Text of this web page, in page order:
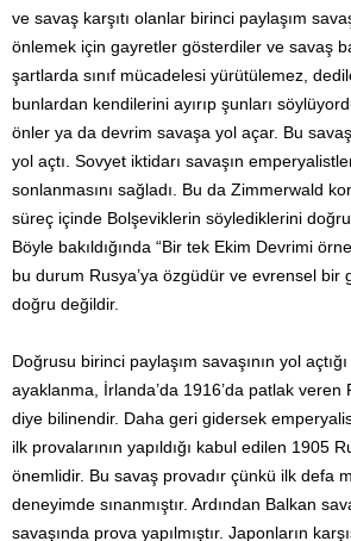
ve savaş karşıtı olanlar birinci paylaşım
önlemek için gayretler gösterdiler ve savaş
şartlarda sınıf mücadelesi yürütülemez,
bunlardan kendilerini ayırıp şunları
önler ya da devrim savaşa yol açar. Bu
yol açtı. Sovyet iktidarı savaşın
sonlanmasını sağladı. Bu da Zimmerwald
süreç içinde Bolşeviklerin söylediklerini
Böyle bakıldığında “Bir tek Ekim Devrimi
bu durum Rusya’ya özgüdür ve evrensel bir
doğru değildir.
Doğrusu birinci paylaşım savaşının yol
ayaklanma, İrlanda’da 1916’da patlak veren
diye bilinendir. Daha geri gidersek
ilk provalarının yapıldığı kabul edilen 1905
önemlidir. Bu savaş provadır çünkü ilk defa
deneyimde sınanmıştır. Ardından Balkan
savaşında prova yapılmıştır. Japonların